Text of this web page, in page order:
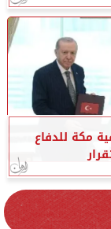
مكة للدفاع